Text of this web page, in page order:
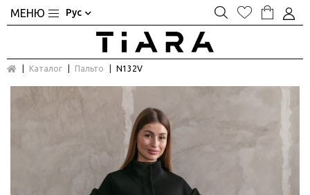
Рус
Каталог Пальто N132V